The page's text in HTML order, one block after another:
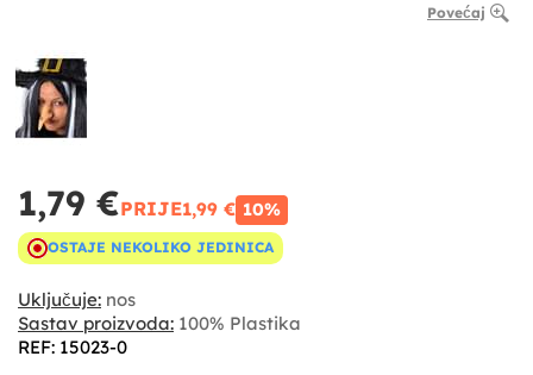
Povećaj
1,79 €PRIJE1,99 € 10%
OSTAJE NEKOLIKO JEDINICA
Uključuje: nos
Sastav proizvoda: 100% Plastika
REF: 15023-0